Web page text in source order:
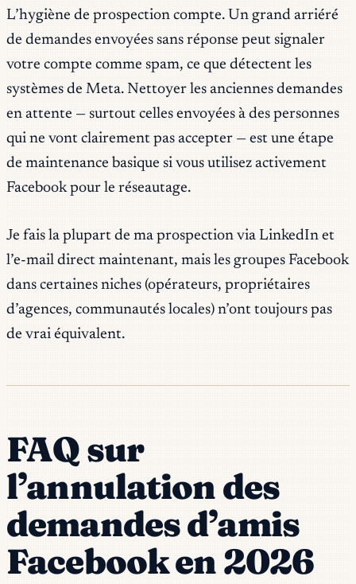
L’hygiène de prospection compte. Un grand arriéré
de demandes envoyées sans réponse peut signaler
votre compte comme spam, ce que détectent les
systèmes de Meta. Nettoyer les anciennes demandes
en attente — surtout celles envoyées à des personnes
qui ne vont clairement pas accepter — est une étape
de maintenance basique si vous utilisez activement
Facebook pour le réseautage.
Je fais la plupart de ma prospection via LinkedIn et
l’e-mail direct maintenant, mais les groupes Facebook
dans certaines niches (opérateurs, propriétaires
d’agences, communautés locales) n’ont toujours pas
de vrai équivalent.
FAQ sur
l’annulation des
demandes d’amis
Facebook en 2026